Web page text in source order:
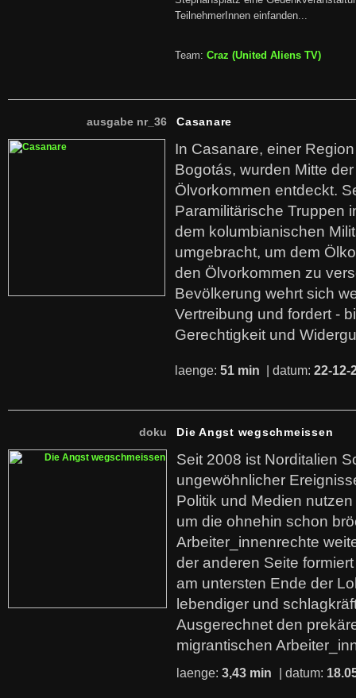
TeilnehmerInnen einfanden...
Team: Craz (United Aliens TV)
ausgabe nr_36 Casanare
In Casanare, einer
Bogotás, wurden Mitte
Ölvorkommen entdeckt.
Paramilitärische Truppen
dem kolumbianischen
umgebracht, um dem
den Ölvorkommen zu
Bevölkerung wehrt sich
Vertreibung und fordert -
Gerechtigkeit und
laenge: 51 min | datum: 22-12-
doku Die Angst wegschmeissen
Seit 2008 ist Norditalien
ungewöhnlicher
Politik und Medien
um die ohnehin schon
Arbeiter_innenrechte
der anderen Seite
am untersten Ende der
lebendiger und
Ausgerechnet den
migrantischen
laenge: 3,43 min | datum: